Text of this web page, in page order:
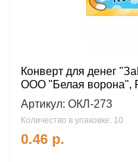
Конверт для денег
ООО "Белая ворона",
Артикул: ОКЛ-273
Количество в упаковке: 10
0.46 р.